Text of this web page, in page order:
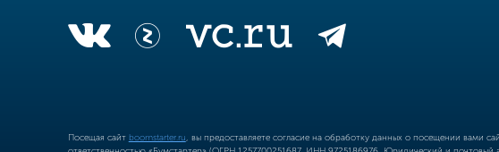
Посещая сайт boomstarter.ru , вы предоставляете согласие на обработку данных о посещении вами